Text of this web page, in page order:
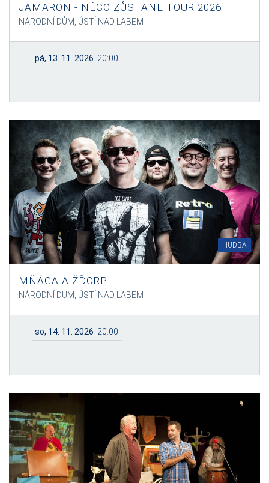
JAMARON - NĚCO ZŮSTANE TOUR 2026
NÁRODNÍ DŮM, ÚSTÍ NAD LABEM
pá, 13. 11. 2026 20:00
HUDBA
MŇÁGA A ŽĎORP
NÁRODNÍ DŮM, ÚSTÍ NAD LABEM
so, 14. 11. 2026 20:00